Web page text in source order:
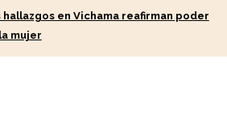
hallazgos en Vichama reafirman poder
mujer